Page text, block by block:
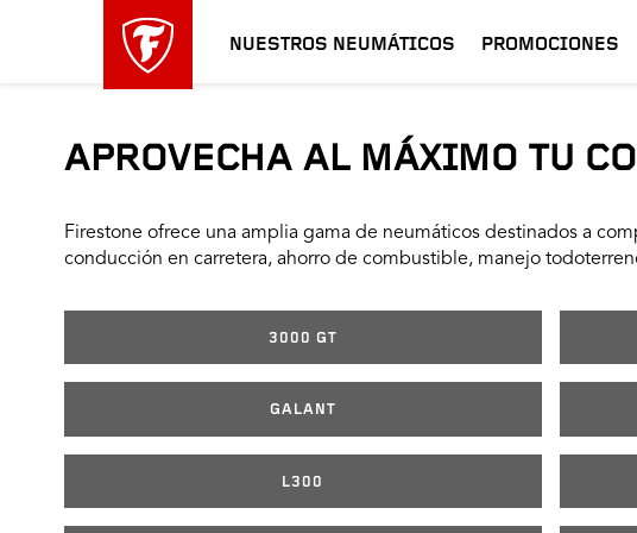
NUESTROS NEUMÁTICOS PROMOCIONES
APROVECHA AL MÁXIMO TU
Firestone ofrece una amplia gama de neumáticos destinados a
conducción en carretera, ahorro de combustible, manejo
3000 GT
GALANT
L300